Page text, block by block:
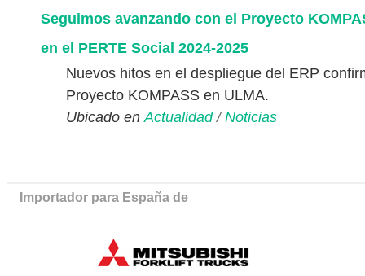
Seguimos avanzando con el Proyecto
en el PERTE Social 2024-2025
Nuevos hitos en el despliegue del ERP
Proyecto KOMPASS en ULMA.
Ubicado en Actualidad /Noticias
Importador para España de